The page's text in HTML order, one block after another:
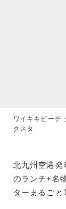
ワイキキビーチ
クスタ
北九州空港
のランチ+名
ターまるご